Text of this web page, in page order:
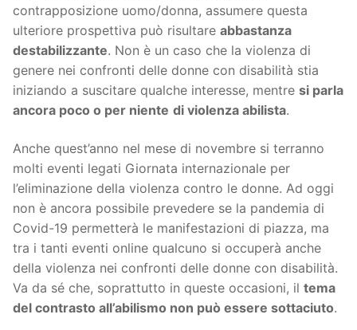
contrapposizione uomo/donna, assumere questa
ulteriore prospettiva può risultare abbastanza
destabilizzante. Non è un caso che la violenza di
genere nei confronti delle donne con disabilità stia
iniziando a suscitare qualche interesse, mentre si parla
ancora poco o per niente di violenza abilista.
Anche quest’anno nel mese di novembre si terranno
molti eventi legati Giornata internazionale per
l’eliminazione della violenza contro le donne. Ad oggi
non è ancora possibile prevedere se la pandemia di
Covid-19 permetterà le manifestazioni di piazza, ma
tra i tanti eventi online qualcuno si occuperà anche
della violenza nei confronti delle donne con disabilità.
Va da sé che, soprattutto in queste occasioni, il tema
del contrasto all’abilismo non può essere sottaciuto.